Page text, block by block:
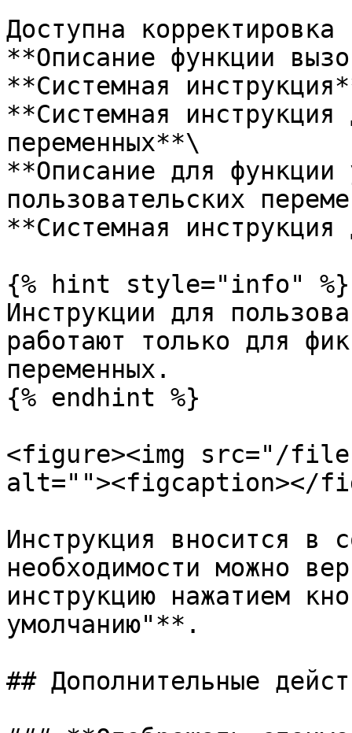
Доступна
**Описание функции
**Системная
**Системная инструкция
переменных**\
**Описание для функции
пользовательских
**Системная
{% hint style="info" %}
Инструкции для
работают только для
переменных.
{% endhint %}
<figure><img src="/files/
alt=""><figcaption></
Инструкция вносится в
необходимости можно
инструкцию нажатием
умолчанию"**.
## Дополнительные